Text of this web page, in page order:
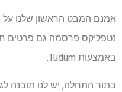
נטפליקס פרסמה גם פרטים
באמצעות Tudum.
בתור התחלה, יש לנו תובנה